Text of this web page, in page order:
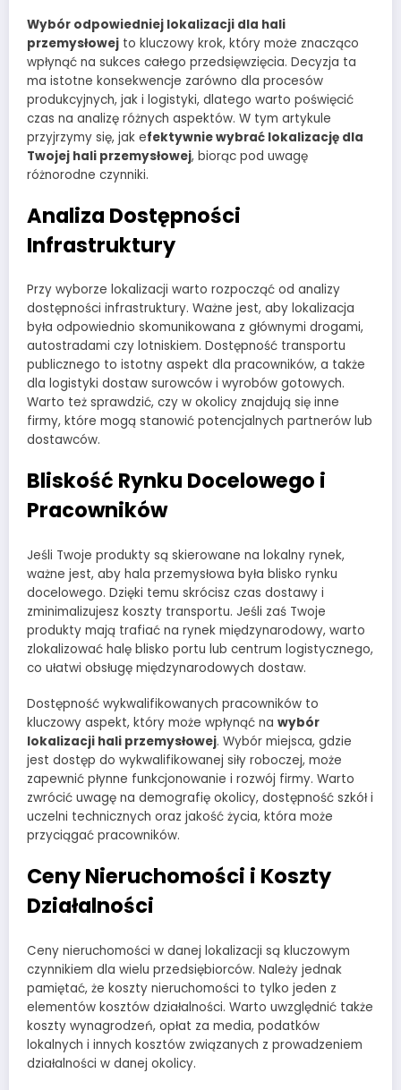
Wybór odpowiedniej lokalizacji dla hali
przemysłowej to kluczowy krok, który może znacząco
wpłynąć na sukces całego przedsięwzięcia. Decyzja ta
ma istotne konsekwencje zarówno dla procesów
produkcyjnych, jak i logistyki, dlatego warto poświęcić
czas na analizę różnych aspektów. W tym artykule
przyjrzymy się, jak efektywnie wybrać lokalizację dla
Twojej hali przemysłowej, biorąc pod uwagę
różnorodne czynniki.
Analiza Dostępności
Infrastruktury
Przy wyborze lokalizacji warto rozpocząć od analizy
dostępności infrastruktury. Ważne jest, aby lokalizacja
była odpowiednio skomunikowana z głównymi drogami,
autostradami czy lotniskiem. Dostępność transportu
publicznego to istotny aspekt dla pracowników, a także
dla logistyki dostaw surowców i wyrobów gotowych.
Warto też sprawdzić, czy w okolicy znajdują się inne
firmy, które mogą stanowić potencjalnych partnerów lub
dostawców.
Bliskość Rynku Docelowego i
Pracowników
Jeśli Twoje produkty są skierowane na lokalny rynek,
ważne jest, aby hala przemysłowa była blisko rynku
docelowego. Dzięki temu skrócisz czas dostawy i
zminimalizujesz koszty transportu. Jeśli zaś Twoje
produkty mają trafiać na rynek międzynarodowy, warto
zlokalizować halę blisko portu lub centrum logistycznego,
co ułatwi obsługę międzynarodowych dostaw.
Dostępność wykwalifikowanych pracowników to
kluczowy aspekt, który może wpłynąć na wybór
lokalizacji hali przemysłowej. Wybór miejsca, gdzie
jest dostęp do wykwalifikowanej siły roboczej, może
zapewnić płynne funkcjonowanie i rozwój firmy. Warto
zwrócić uwagę na demografię okolicy, dostępność szkół i
uczelni technicznych oraz jakość życia, która może
przyciągać pracowników.
Ceny Nieruchomości i Koszty
Działalności
Ceny nieruchomości w danej lokalizacji są kluczowym
czynnikiem dla wielu przedsiębiorców. Należy jednak
pamiętać, że koszty nieruchomości to tylko jeden z
elementów kosztów działalności. Warto uwzględnić także
koszty wynagrodzeń, opłat za media, podatków
lokalnych i innych kosztów związanych z prowadzeniem
działalności w danej okolicy.